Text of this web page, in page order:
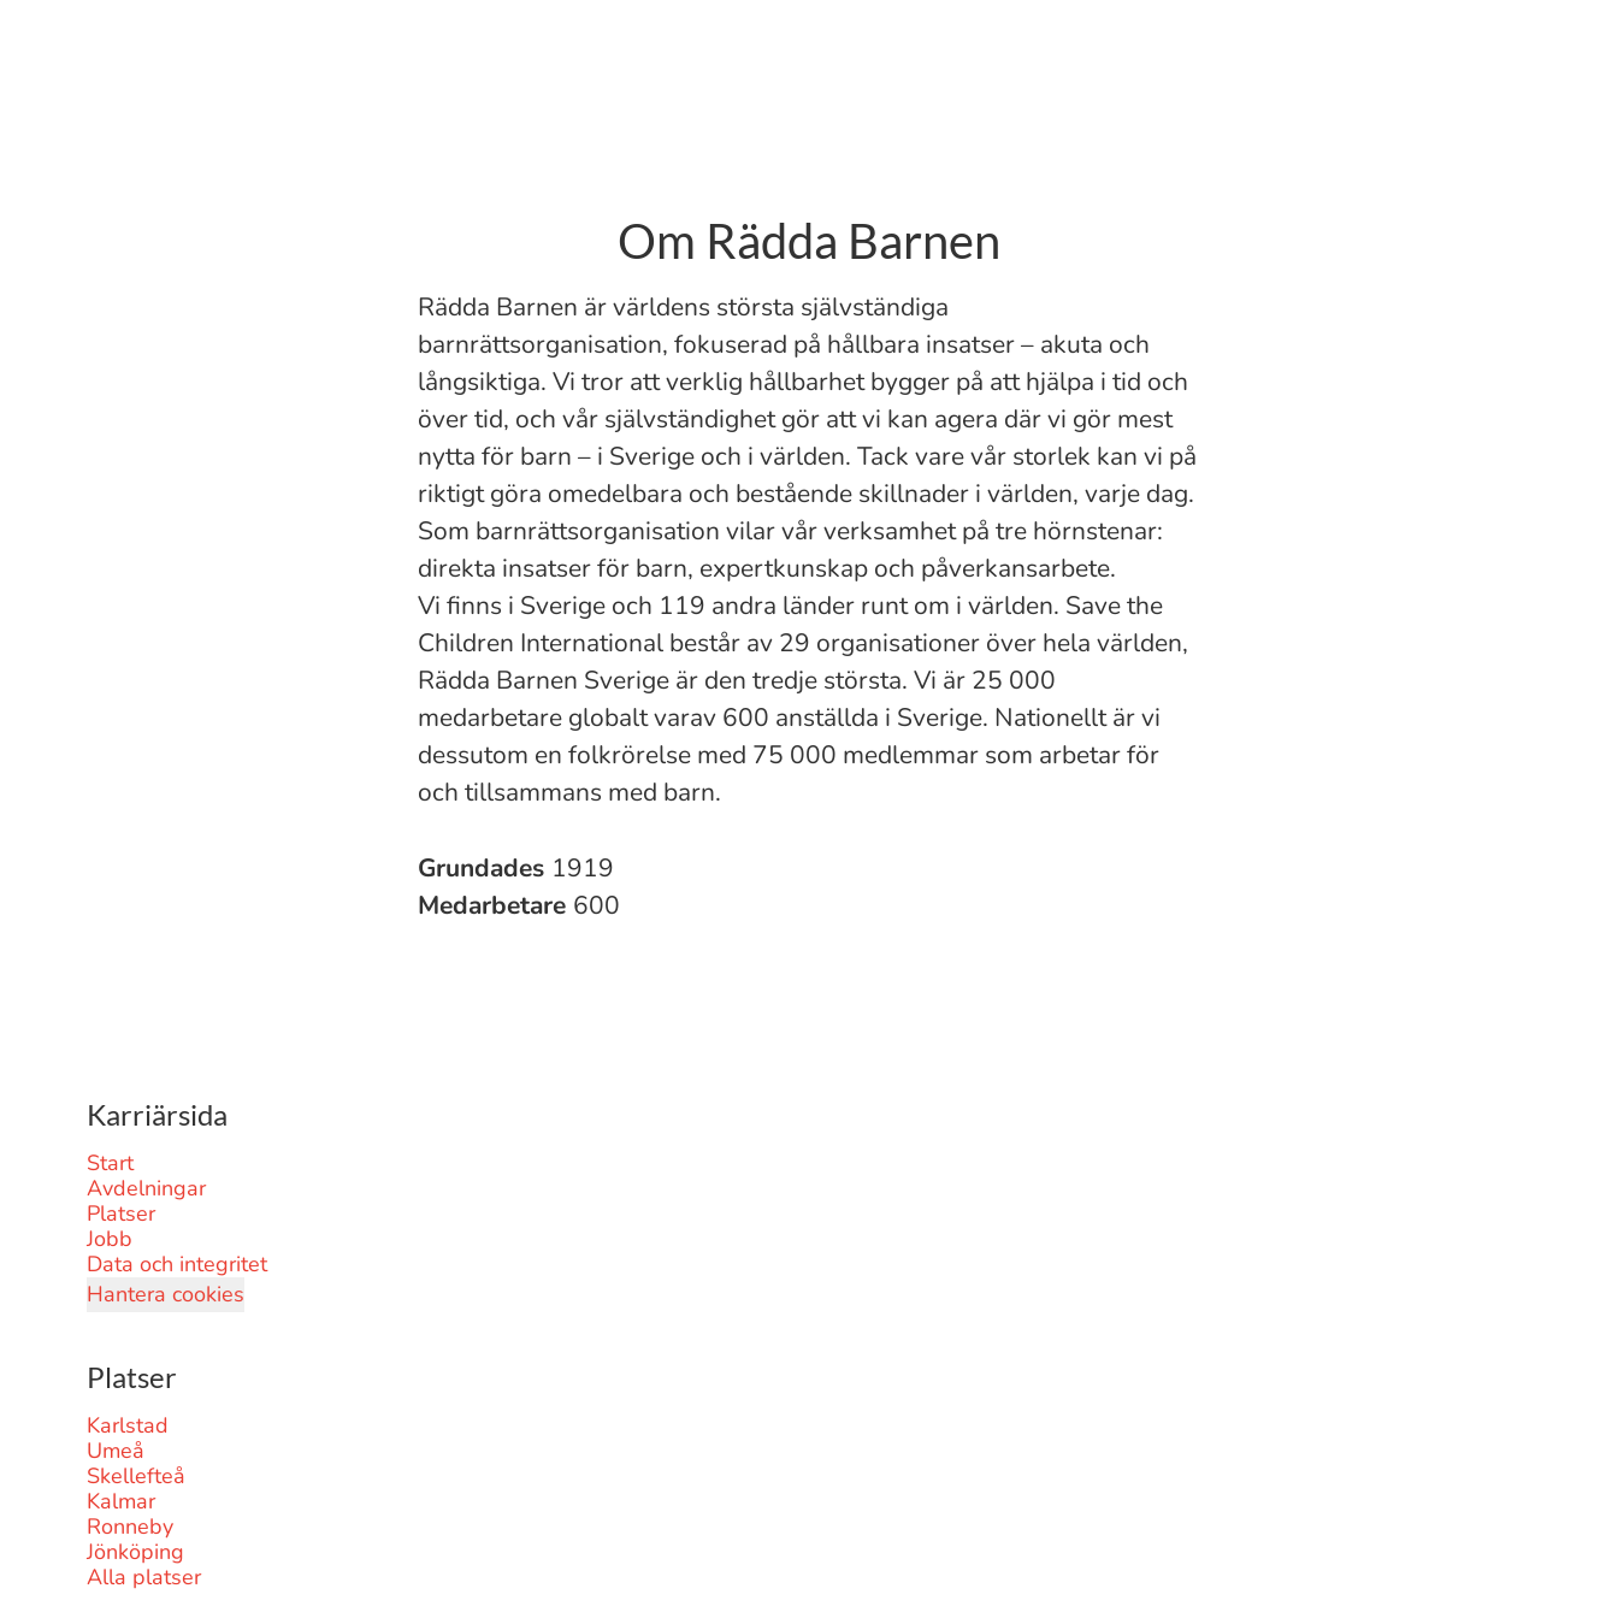
Om Rädda Barnen
Rädda Barnen är världens största självständiga
barnrättsorganisation, fokuserad på hållbara insatser – akuta och
långsiktiga. Vi tror att verklig hållbarhet bygger på att hjälpa i tid och
över tid, och vår självständighet gör att vi kan agera där vi gör mest
nytta för barn – i Sverige och i världen. Tack vare vår storlek kan vi på
riktigt göra omedelbara och bestående skillnader i världen, varje dag.
Som barnrättsorganisation vilar vår verksamhet på tre hörnstenar:
direkta insatser för barn, expertkunskap och påverkansarbete.
Vi finns i Sverige och 119 andra länder runt om i världen. Save the
Children International består av 29 organisationer över hela världen,
Rädda Barnen Sverige är den tredje största. Vi är 25 000
medarbetare globalt varav 600 anställda i Sverige. Nationellt är vi
dessutom en folkrörelse med 75 000 medlemmar som arbetar för
och tillsammans med barn.
Grundades 1919
Medarbetare 600
Karriärsida
Start
Avdelningar
Platser
Jobb
Data och integritet
Hantera cookies
Platser
Karlstad
Umeå
Skellefteå
Kalmar
Ronneby
Jönköping
Alla platser